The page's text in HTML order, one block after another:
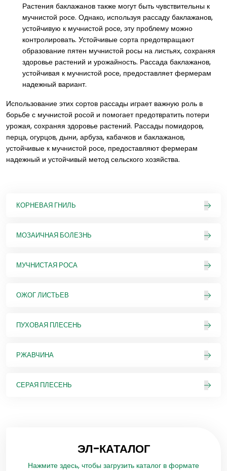
Растения баклажанов также могут быть чувствительны к
мучнистой росе. Однако, используя рассаду баклажанов,
устойчивую к мучнистой росе, эту проблему можно
контролировать. Устойчивые сорта предотвращают
образование пятен мучнистой росы на листьях, сохраняя
здоровье растений и урожайность. Рассада баклажанов,
устойчивая к мучнистой росе, предоставляет фермерам
надежный вариант.
Использование этих сортов рассады играет важную роль в
борьбе с мучнистой росой и помогает предотвратить потери
урожая, сохраняя здоровье растений. Рассады помидоров,
перца, огурцов, дыни, арбуза, кабачков и баклажанов,
устойчивые к мучнистой росе, предоставляют фермерам
надежный и устойчивый метод сельского хозяйства.
КОРНЕВАЯ ГНИЛЬ
МОЗАИЧНАЯ БОЛЕЗНЬ
МУЧНИСТАЯ РОСА
ОЖОГ ЛИСТЬЕВ
ПУХОВАЯ ПЛЕСЕНЬ
РЖАВЧИНА
СЕРАЯ ПЛЕСЕНЬ
ЭЛ-КАТАЛОГ
Нажмите здесь, чтобы загрузить каталог в формате